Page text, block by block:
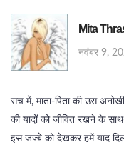
Mita
नवंबर 9,
सच में, माता‑पिता की उस
की यादों को जीवित रखने के
इस जज्बे को देखकर हमें याद